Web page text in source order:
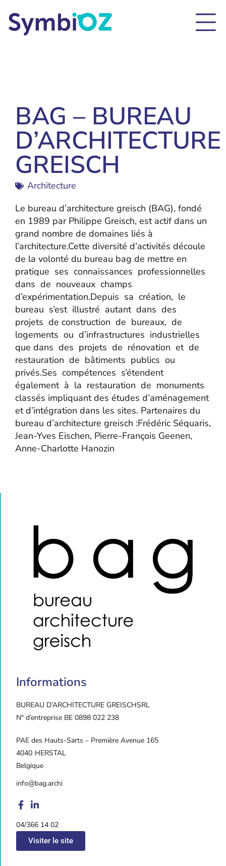
BAG – BUREAU
D’ARCHITECTURE
GREISCH
Architecture
Le bureau d’architecture greisch (BAG), fondé
en 1989 par Philippe Greisch, est actif dans un
grand nombre de domaines liés à
l’architecture.Cette diversité d’activités découle
de la volonté du bureau bag de mettre en
pratique ses connaissances professionnelles
dans de nouveaux champs
d’expérimentation.Depuis sa création, le
bureau s’est illustré autant dans des
projets de construction de bureaux, de
logements ou d’infrastructures industrielles
que dans des projets de rénovation et de
restauration de bâtiments publics ou
privés.Ses compétences s’étendent
également à la restauration de monuments
classés impliquant des études d’aménagement
et d’intégration dans les sites. Partenaires du
bureau d’architecture greisch :Frédéric Séquaris,
Jean-Yves Eischen, Pierre-François Geenen,
Anne-Charlotte Hanozin
Informations
BUREAU D’ARCHITECTURE GREISCHSRL
N° d’entreprise BE 0898 022 238
PAE des Hauts-Sarts – Première Avenue 165
4040 HERSTAL
Belgique
info@bag.archi
04/366 14 02
Visiter le site